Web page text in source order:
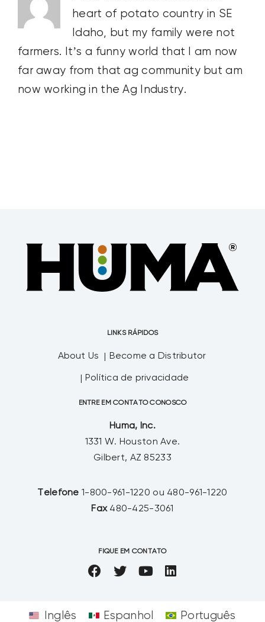
heart of potato country in SE
Idaho, but my family were not
farmers. It’s a funny world that I am now
far away from that ag community but am
now working in the Ag Industry.
LINKS RÁPIDOS
About Us Become a Distributor
Política de privacidade
ENTRE EM CONTATO CONOSCO
Huma, Inc.
1331 W. Houston Ave.
Gilbert, AZ 85233
Telefone 1-800-961-1220 ou 480-961-1220
Fax 480-425-3061
FIQUE EM CONTATO
Inglês Espanhol Português